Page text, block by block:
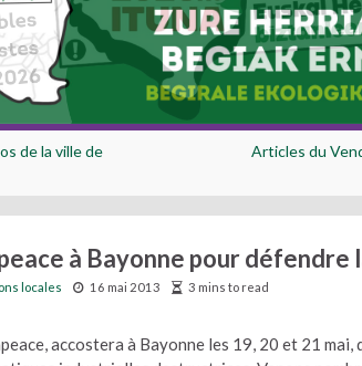
de la ville de
Articles du
à Bayonne pour défendre
locales 16 mai 2013 3 mins to read
accostera à Bayonne les 19, 20 et 21 mai,